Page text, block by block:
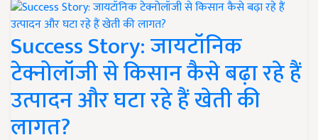
Success Story: जायटॉनिक
टेक्नोलॉजी से किसान कैसे बढ़ा रहे हैं
उत्पादन और घटा रहे हैं खेती की
लागत?